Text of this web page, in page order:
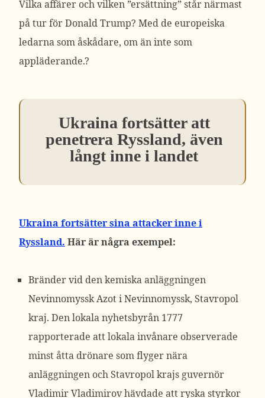
Vilka affärer och vilken ”ersättning” står närmast
på tur för Donald Trump? Med de europeiska
ledarna som åskådare, om än inte som
appläderande.?
Ukraina fortsätter att
penetrera Ryssland, även
långt inne i landet
Ukraina fortsätter sina attacker inne i
Ryssland. Här är några exempel:
Bränder vid den kemiska anläggningen
Nevinnomyssk Azot i Nevinnomyssk, Stavropol
kraj. Den lokala nyhetsbyrån 1777
rapporterade att lokala invånare observerade
minst åtta drönare som flyger nära
anläggningen och Stavropol krajs guvernör
Vladimir Vladimirov hävdade att ryska styrkor